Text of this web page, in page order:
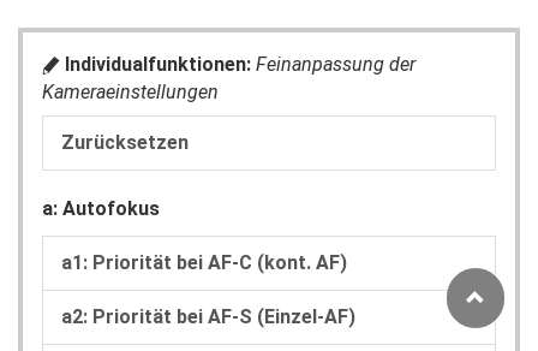
A Individualfunktionen: Feinanpassung der
Kameraeinstellungen
Zurücksetzen
a: Autofokus
a1: Priorität bei AF-C (kont. AF)
a2: Priorität bei AF-S (Einzel-AF)